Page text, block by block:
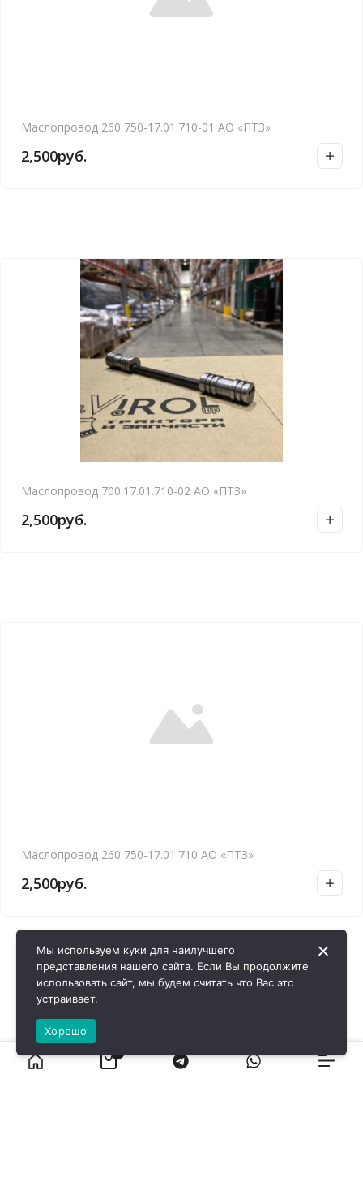
Маслопровод 260 750-17.01.710-01 АО «ПТЗ»
2,500руб.
Маслопровод 700.17.01.710-02 АО «ПТЗ»
2,500руб.
Маслопровод 260 750-17.01.710 АО «ПТЗ»
2,500руб.
Мы используем куки для наилучшего
представления нашего сайта. Если Вы продолжите
использовать сайт, мы будем считать что Вас это
устраивает.
Хорошо